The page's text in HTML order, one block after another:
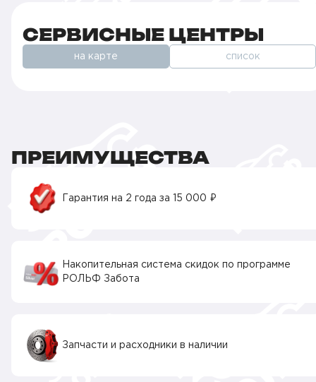
СЕРВИСНЫЕ ЦЕНТРЫ
на карте список
ПРЕИМУЩЕСТВА
Гарантия на 2 года за 15 000 ₽
Накопительная система скидок по программе
РОЛЬФ Забота
Запчасти и расходники в наличии